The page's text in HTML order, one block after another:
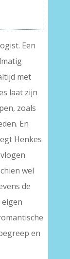
Een
met
laat zijn
zoals
En
Henkes
wel
de
eigen
en